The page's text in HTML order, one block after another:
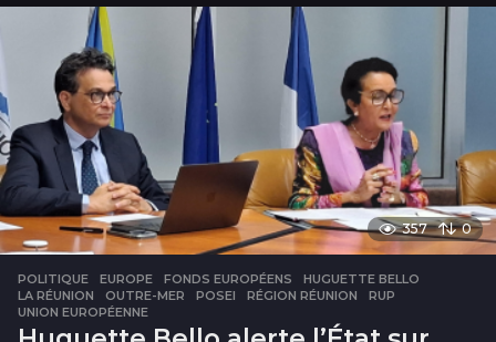
357 0
POLITIQUE EUROPE ,FONDS EUROPÉENS ,HUGUETTE BELLO
LA RÉUNION
,OUTRE-MER ,POSEI ,RÉGION RÉUNION ,RUP
UNION EUROPÉENNE